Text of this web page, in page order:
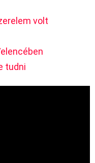
volt
tudni